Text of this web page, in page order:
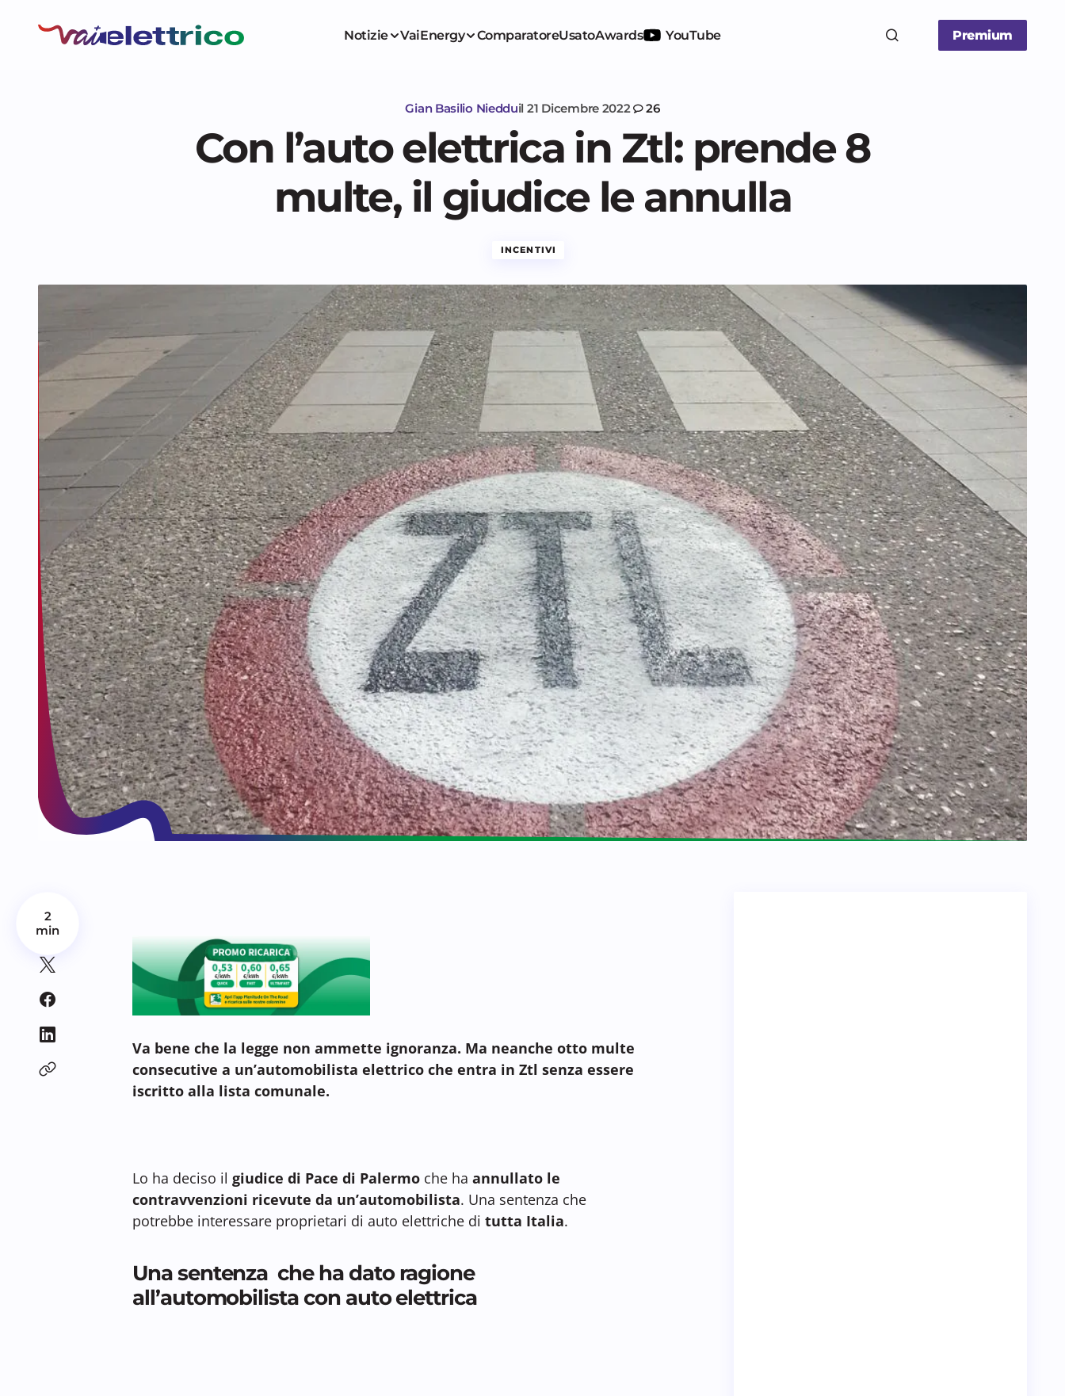
Notizie VaiEnergy ComparatoreUsatoAwards YouTube Premium
Gian Basilio Niedduil 21 Dicembre 2022 26
Con l’auto elettrica in Ztl: prende 8
multe, il giudice le annulla
INCENTIVI
2
min
Va bene che la legge non ammette ignoranza. Ma neanche otto multe
consecutive a un’automobilista elettrico che entra in Ztl senza essere
iscritto alla lista comunale.
Lo ha deciso il giudice di Pace di Palermo che ha annullato le
contravvenzioni ricevute da un’automobilista. Una sentenza che
potrebbe interessare proprietari di auto elettriche di tutta Italia.
Una sentenza che ha dato ragione
all’automobilista con auto elettrica